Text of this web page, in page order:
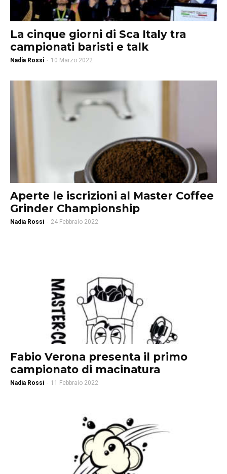
La cinque giorni di Sca Italy tra
campionati baristi e talk
Nadia Rossi - 10 Marzo 2022
Aperte le iscrizioni al Master Coffee
Grinder Championship
Nadia Rossi - 24 Febbraio 2022
Fabio Verona presenta il primo
campionato di macinatura
Nadia Rossi - 11 Febbraio 2022